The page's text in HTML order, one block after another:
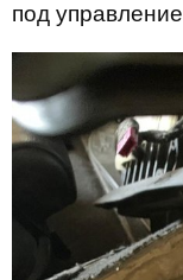
под